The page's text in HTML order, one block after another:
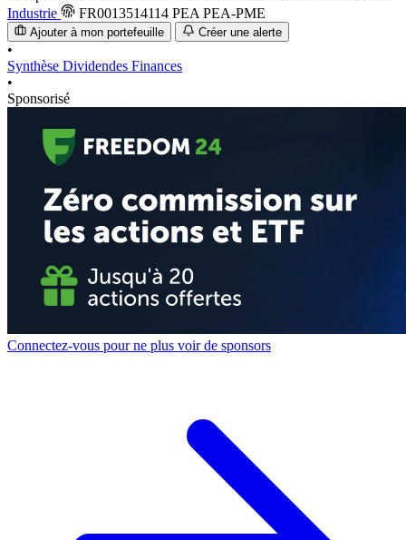
Industrie
FR0013514114 PEA PEA-PME
Ajouter à mon portefeuille Créer une alerte
•
Synthèse Dividendes Finances
•
Sponsorisé
Connectez-vous pour ne plus voir de sponsors